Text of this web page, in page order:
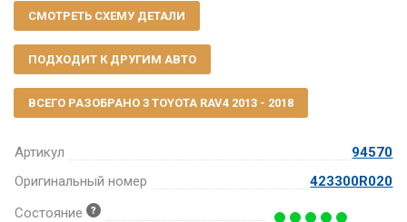
Артикул
94570
Оригинальный номер
423300R020
Состояние
СМОТРЕТЬ СХЕМУ ДЕТАЛИ
ПОДХОДИТ К ДРУГИМ АВТО
ВСЕГО РАЗОБРАНО 3 TOYOTA RAV4 2013 - 2018